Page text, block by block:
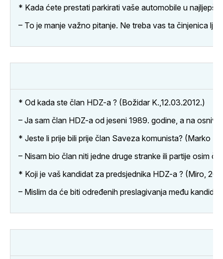
* Kada ćete prestati parkirati vaše automobile u
– To je manje važno pitanje. Ne treba vas ta činjenica
* Od kada ste član HDZ-a ? (Božidar K.,12.03.2012.)
– Ja sam član HDZ-a od jeseni 1989. godine, a na
* Jeste li prije bili prije član Saveza komunista? (Marko
– Nisam bio član niti jedne druge stranke ili partije osim
* Koji je vaš kandidat za predsjednika HDZ-a ? (Miro,
– Mislim da će biti određenih preslagivanja među